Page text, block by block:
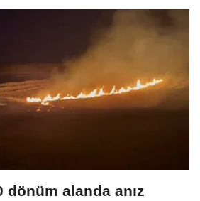
dönüm alanda anız